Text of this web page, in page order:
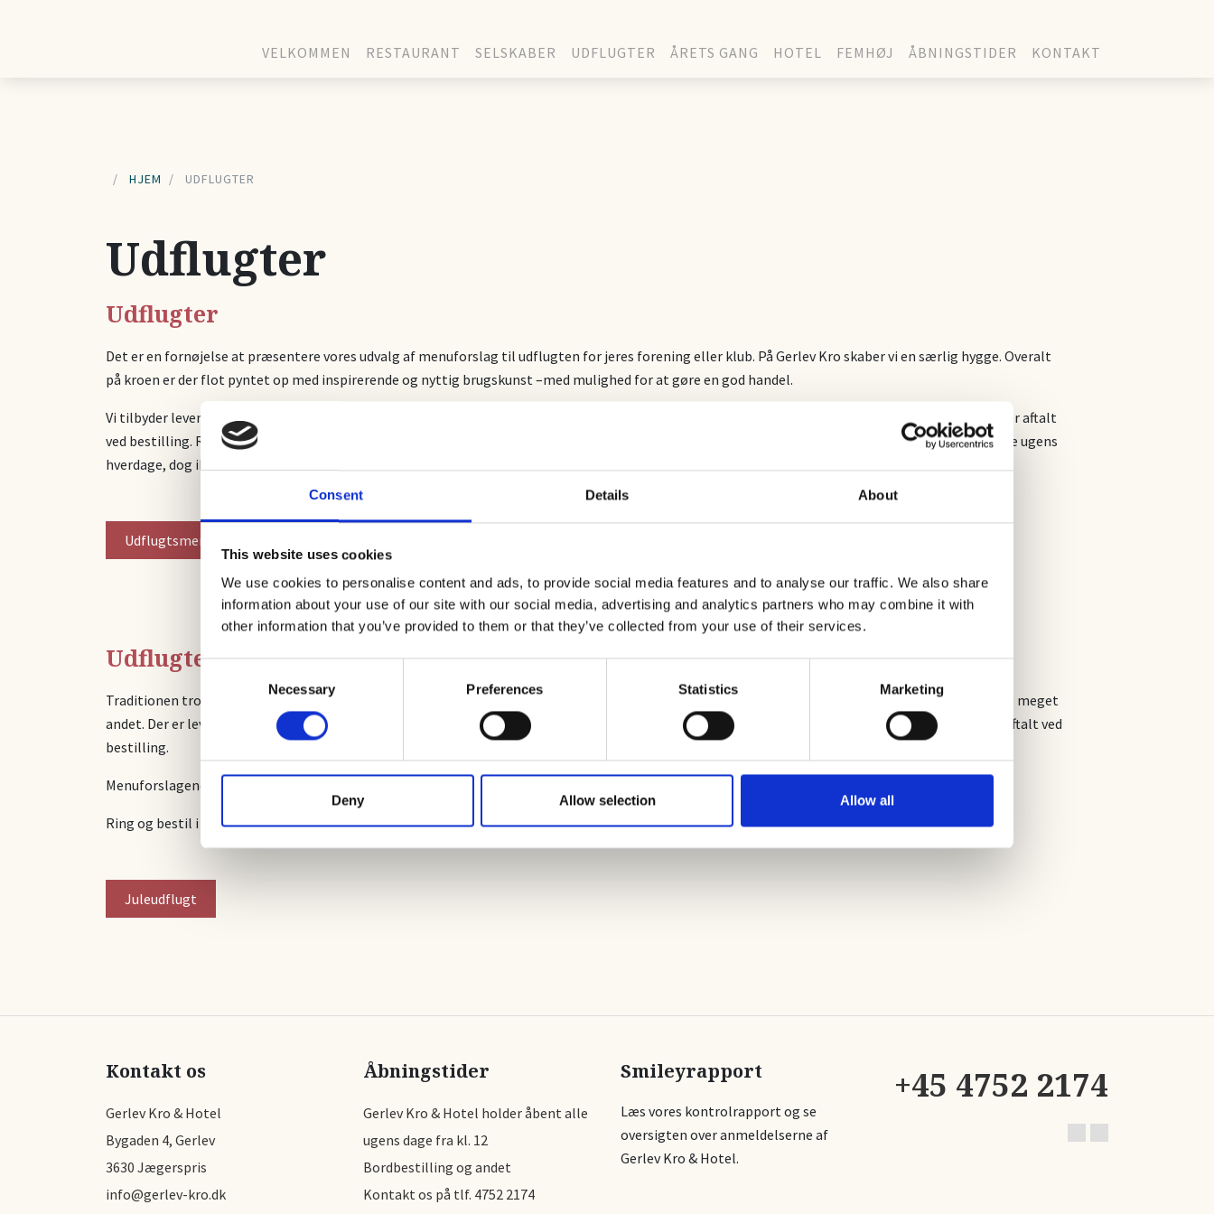
Consent Details About
This website uses cookies
We use cookies to personalise content and ads, to provide social media features and to analyse our traffic. We also share
information about your use of our site with our social media, advertising and analytics partners who may combine it with
other information that you’ve provided to them or that they’ve collected from your use of their services.
Consent
Necessary Preferences Statistics Marketing
Deny Allow selection Allow all
VELKOMMEN RESTAURANT SELSKABER UDFLUGTER ÅRETS GANG HOTEL FEMHØJ ÅBNINGSTIDER KONTAKT
HJEM UDFLUGTER
Udflugter
Udflugter
Det er en fornøjelse at præsentere vores udvalg af menuforslag til udflugten for jeres forening eller klub. På Gerlev Kro skaber vi en særlig hygge. Overalt
på kroen er der flot pyntet op med inspirerende og nyttig brugskunst –med mulighed for at gøre en god handel.
Vi tilbyder levende musik under middagen samt til en eventuel efterfølgende dans. Ved minimum 30 personer er musikken uden beregning, hvis det er aftalt
ved bestilling. Ring og bestil i god tid på telefon 4752 2174. Menuforslagene i denne brochure gælder frem til 31. december 2025 og kan bestilles alle ugens
hverdage, dog ikke fredag aften.
Udflugtsmenu
Udflugter i julen
Traditionen tro vil I komme til flotte julepyntede lokaler, der oser af gammeldags julehygge. Der er mulighed for at handle juleting, gaveartikler og meget
andet. Der er levende musik under middagen samt til en eventuel efterfølgende dans. ved min. 30 personer er musikken uden beregning, hvis det er aftalt ved
bestilling.
Menuforslagene i denne brochure gælder alle ugens hverdage, dog ikke fredag aften.
Ring og bestil i god tid på telefon 4752 2174
Juleudflugt
Kontakt os
Gerlev Kro & Hotel
Bygaden 4, Gerlev
3630 Jægerspris
info@gerlev-kro.dk
Åbningstider
Gerlev Kro & Hotel holder åbent alle
ugens dage fra kl. 12
Bordbestilling og andet
Kontakt os på tlf. 4752 2174
Smileyrapport
Læs vores kontrolrapport og se
oversigten over anmeldelserne af
Gerlev Kro & Hotel.
+45 4752 2174